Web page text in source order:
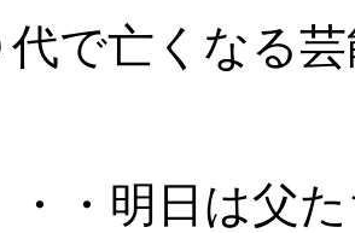
で亡くなる
・・明日は父